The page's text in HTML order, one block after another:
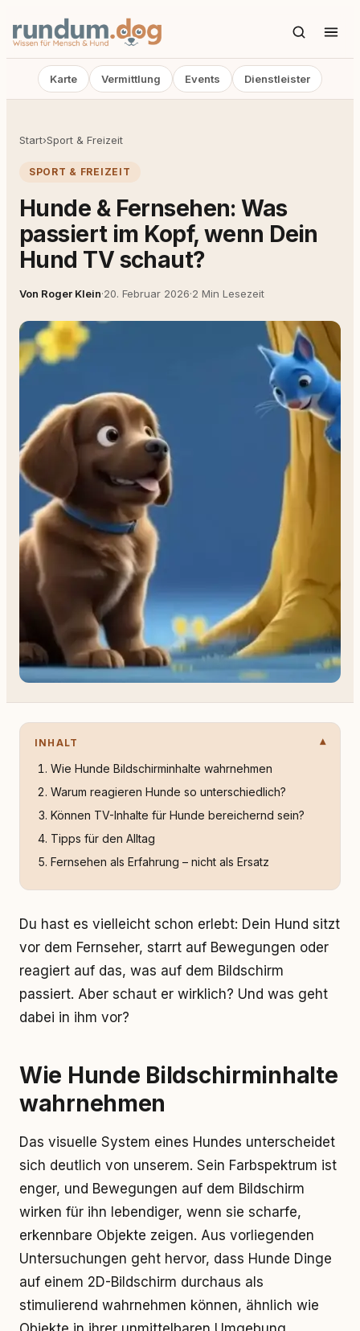
Karte Vermittlung Events Dienstleister
Start›Sport & Freizeit
SPORT & FREIZEIT
Hunde & Fernsehen: Was
passiert im Kopf, wenn Dein
Hund TV schaut?
Von Roger Klein·20. Februar 2026·2 Min Lesezeit
INHALT
Wie Hunde Bildschirminhalte wahrnehmen
Warum reagieren Hunde so unterschiedlich?
Können TV-Inhalte für Hunde bereichernd sein?
Tipps für den Alltag
Fernsehen als Erfahrung – nicht als Ersatz
Du hast es vielleicht schon erlebt: Dein Hund sitzt
vor dem Fernseher, starrt auf Bewegungen oder
reagiert auf das, was auf dem Bildschirm
passiert. Aber schaut er wirklich? Und was geht
dabei in ihm vor?
Wie Hunde Bildschirminhalte
wahrnehmen
Das visuelle System eines Hundes unterscheidet
sich deutlich von unserem. Sein Farbspektrum ist
enger, und Bewegungen auf dem Bildschirm
wirken für ihn lebendiger, wenn sie scharfe,
erkennbare Objekte zeigen. Aus vorliegenden
Untersuchungen geht hervor, dass Hunde Dinge
auf einem 2D-Bildschirm durchaus als
stimulierend wahrnehmen können, ähnlich wie